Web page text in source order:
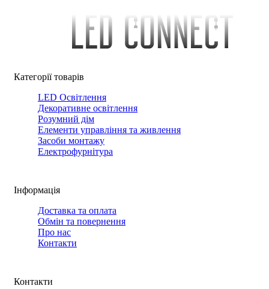
Категорії товарів
LED Освітлення
Декоративне освітлення
Розумний дім
Елементи управління та живлення
Засоби монтажу
Електрофурнітура
Інформація
Доставка та оплата
Обмін та повернення
Про нас
Контакти
Контакти